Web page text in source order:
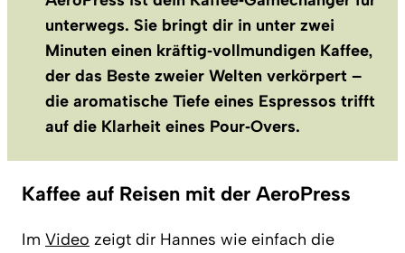
unterwegs. Sie bringt dir in unter zwei
Minuten einen kräftig‑vollmundigen Kaffee,
der das Beste zweier Welten verkörpert –
die aromatische Tiefe eines Espressos trifft
auf die Klarheit eines Pour‑Overs.
Kaffee auf Reisen mit der AeroPress
Im Video zeigt dir Hannes wie einfach die